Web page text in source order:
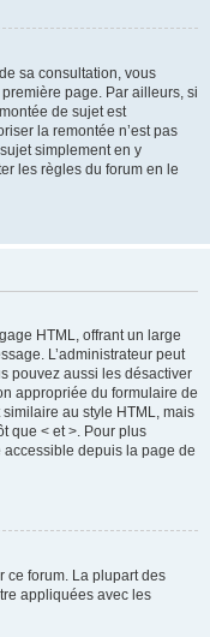
sa consultation, vous
page. Par ailleurs, si
de sujet est
la remontée n’est pas
simplement en y
les règles du forum en le
HTML, offrant un large
L’administrateur peut
pouvez aussi les désactiver
appropriée du formulaire de
au style HTML, mais
que < et >. Pour plus
accessible depuis la page de
ce forum. La plupart des
appliquées avec les